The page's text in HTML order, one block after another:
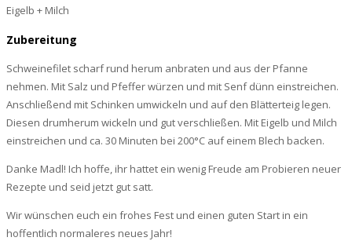
Eigelb + Milch
Zubereitung
Schweinefilet scharf rund herum anbraten und aus der Pfanne
nehmen. Mit Salz und Pfeffer würzen und mit Senf dünn einstreichen.
Anschließend mit Schinken umwickeln und auf den Blätterteig legen.
Diesen drumherum wickeln und gut verschließen. Mit Eigelb und Milch
einstreichen und ca. 30 Minuten bei 200°C auf einem Blech backen.
Danke Madl! Ich hoffe, ihr hattet ein wenig Freude am Probieren neuer
Rezepte und seid jetzt gut satt.
Wir wünschen euch ein frohes Fest und einen guten Start in ein
hoffentlich normaleres neues Jahr!